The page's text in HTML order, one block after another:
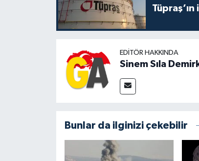
EDITÖR HAKKINDA
Sinem Sıla
Bunlar da ilginizi çekebilir